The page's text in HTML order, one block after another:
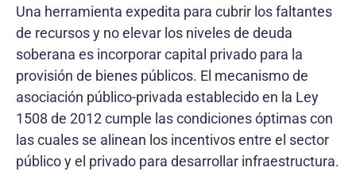
Una herramienta expedita para cubrir los faltantes
de recursos y no elevar los niveles de deuda
soberana es incorporar capital privado para la
provisión de bienes públicos. El mecanismo de
asociación público-privada establecido en la Ley
1508 de 2012 cumple las condiciones óptimas con
las cuales se alinean los incentivos entre el sector
público y el privado para desarrollar infraestructura.